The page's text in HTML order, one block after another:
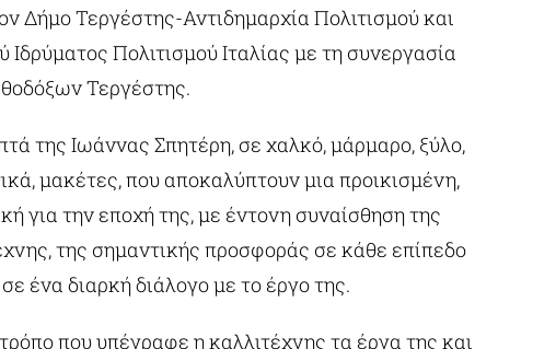
Δήμο Τεργέστης-Αντιδημαρχία Πολιτισμού και
Ιδρύματος Πολιτισμού Ιταλίας με τη συνεργασία
Τεργέστης.
της Ιωάννας Σπητέρη, σε χαλκό, μάρμαρο, ξύλο,
μακέτες, που αποκαλύπτουν μια προικισμένη,
για την εποχή της, με έντονη συναίσθηση της
της σημαντικής προσφοράς σε κάθε επίπεδο
ένα διαρκή διάλογο με το έργο της.
που υπέγραφε η καλλιτέχνης τα έργα της και